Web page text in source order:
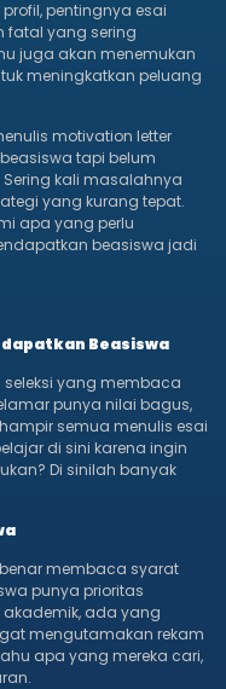
pentingnya esai
fatal yang sering
juga akan menemukan
meningkatkan peluang
motivation letter
tapi belum
kali masalahnya
yang kurang tepat.
apa yang perlu
beasiswa jadi
Beasiswa
yang membaca
punya nilai bagus,
semua menulis esai
di sini karena ingin
Di sinilah banyak
membaca syarat
punya prioritas
ada yang
mengutamakan rekam
apa yang mereka cari,